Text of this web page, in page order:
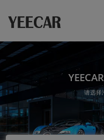
请选择